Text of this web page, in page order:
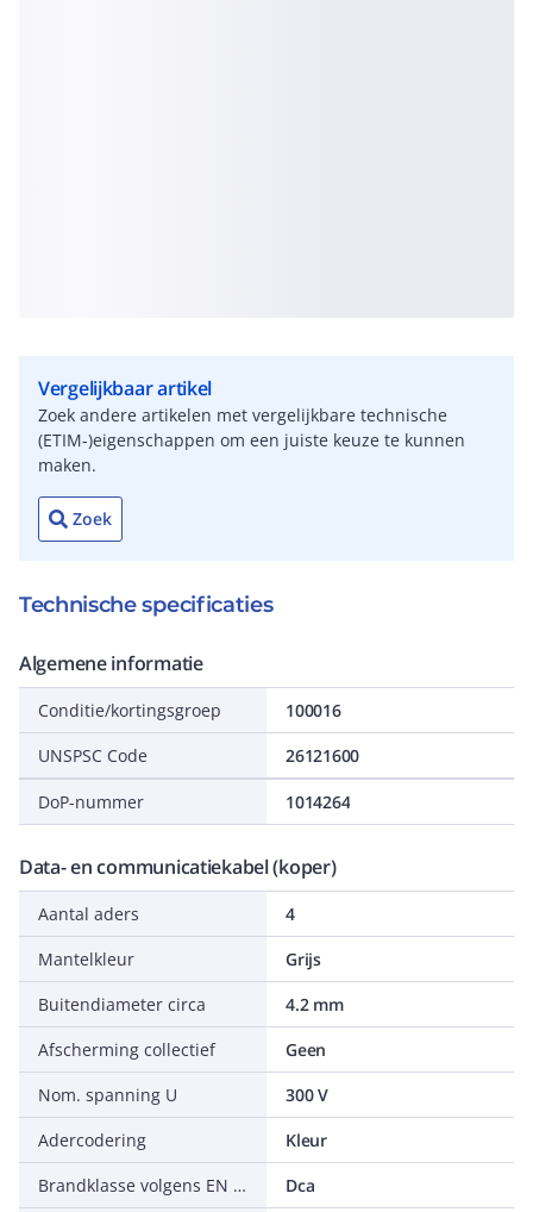
Vergelijkbaar artikel
Zoek andere artikelen met vergelijkbare technische
(ETIM-)eigenschappen om een juiste keuze te kunnen
maken.
Zoek
Technische specificaties
Algemene informatie
Conditie/kortingsgroep
100016
UNSPSC Code
26121600
DoP-nummer 1014264
Data- en communicatiekabel (koper)
Aantal aders
4
Mantelkleur
Grijs
Buitendiameter circa
4.2 mm
Afscherming collectief
Geen
Nom. spanning U
300 V
Adercodering
Kleur
Brandklasse volgens EN 13501-6: klasse
Dca